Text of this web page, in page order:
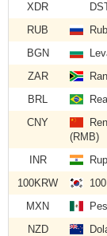
XDR
RUB
BGN
ZAR
BRL
CNY
(RMB)
INR
100KRW
MXN
NZD